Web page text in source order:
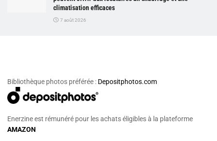
climatisation efficaces
7 août 2026
Bibliothèque photos préférée : Depositphotos.com
Enerzine est rémunéré pour les achats éligibles à la plateforme
AMAZON